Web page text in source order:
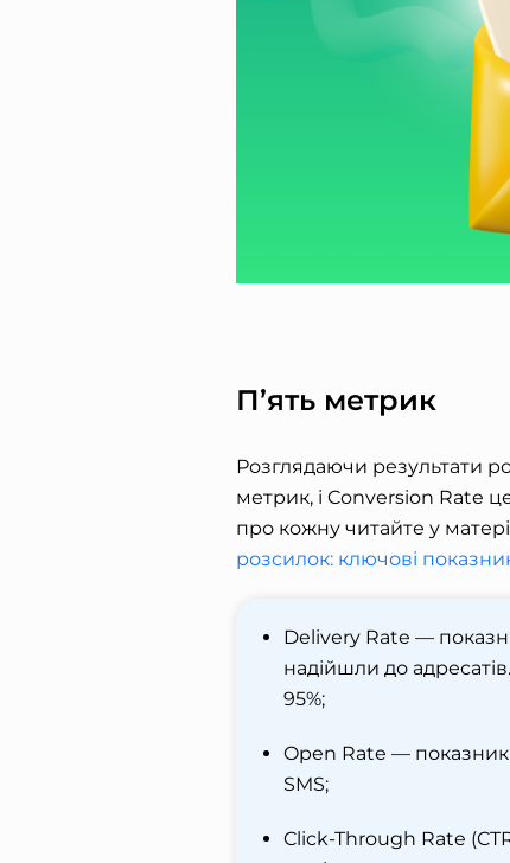
П’ять метрик
Розглядаючи результати
метрик, і Conversion Rate
про кожну читайте у
розсилок: ключові
Delivery Rate —
надійшли до
95%;
Open Rate — показник
SMS;
Click-Through Rate